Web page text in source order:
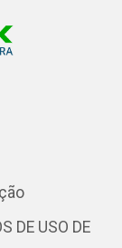
DE USO DE